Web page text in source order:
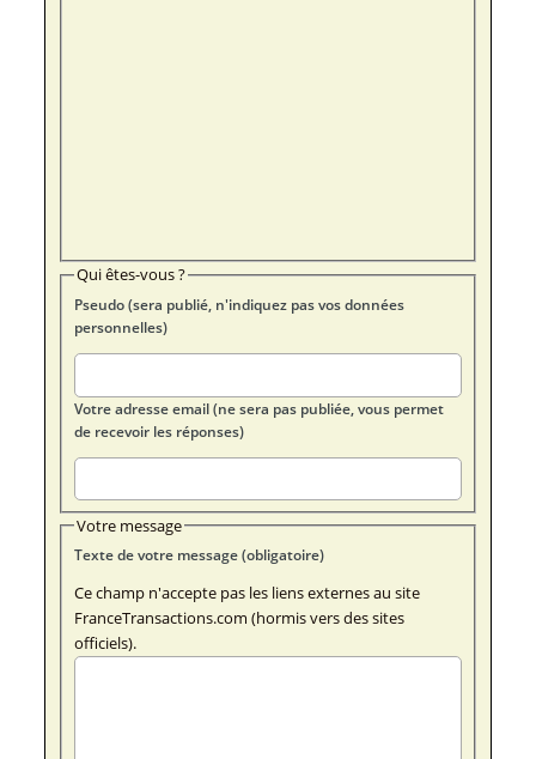
Qui êtes-vous ?
Pseudo (sera publié, n'indiquez pas vos données
personnelles)
Votre adresse email (ne sera pas publiée, vous permet
de recevoir les réponses)
Votre message
Texte de votre message (obligatoire)
Ce champ n'accepte pas les liens externes au site
FranceTransactions.com (hormis vers des sites
officiels).